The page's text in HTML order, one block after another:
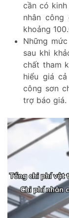
cần có
nhân công
khoảng
Những
sau khi
chất tham
hiểu giá
công sơn
trợ báo giá.